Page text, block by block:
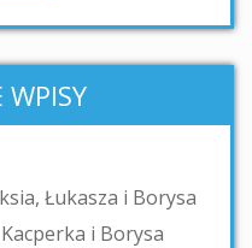
Łukasza i Borysa
i Borysa